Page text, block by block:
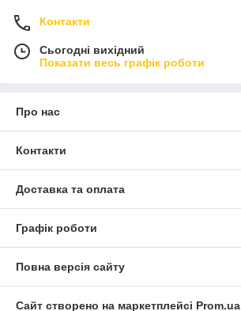
Контакти
Сьогодні вихідний
Показати весь графік роботи
Про нас
Контакти
Доставка та оплата
Графік роботи
Повна версія сайту
Сайт створено на маркетплейсі Prom.ua